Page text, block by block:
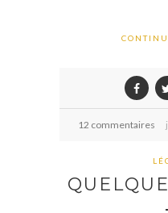
12 commentaires